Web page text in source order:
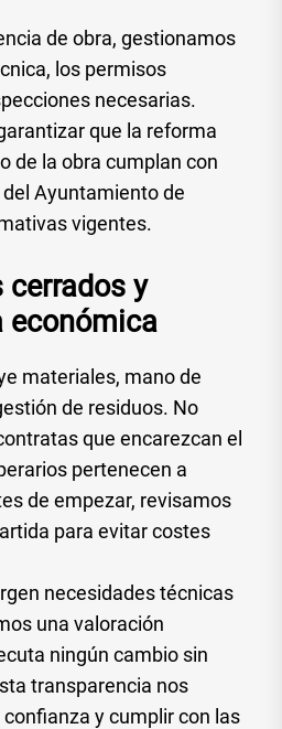
de obra, gestionamos
los permisos
necesarias.
que la reforma
de la obra cumplan con
Ayuntamiento de
vigentes.
cerrados y
económica
materiales, mano de
de residuos. No
que encarezcan el
pertenecen a
de empezar, revisamos
para evitar costes
necesidades técnicas
una valoración
ningún cambio sin
transparencia nos
y cumplir con las